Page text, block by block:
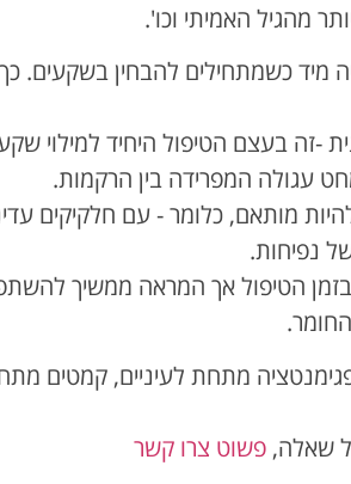
מהגיל האמיתי וכו'.
מיד כשמתחילים להבחין בשקעים.
-זה בעצם הטיפול היחיד למילוי
עגולה המפרידה בין הרקמות.
מותאם, כלומר - עם חלקיקים
נפיחות.
בזמן הטיפול אך המראה ממשיך
מתחת לעיניים, קמטים
שאלה, פשוט צרו קשר